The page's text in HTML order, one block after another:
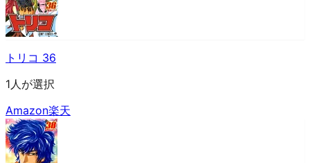
トリコ 36
1人が選択
Amazon楽天